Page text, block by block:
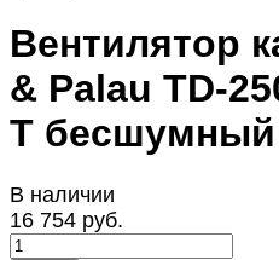
Вентилятор
& Palau TD-
T
В наличии
16 754 руб.